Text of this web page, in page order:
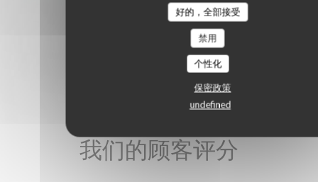
好的，全部接受
禁用
个性化
保密政策
undefined
我们的顾客评分